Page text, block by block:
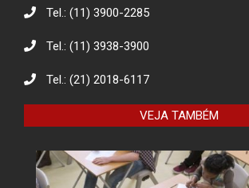
Eco Eletrônicos:
Responsável
O combate à
Tel.: (11) 3900-2285
Tel.: (11) 3938-3900
Tel.: (21) 2018-6117
VEJA TAMBÉM